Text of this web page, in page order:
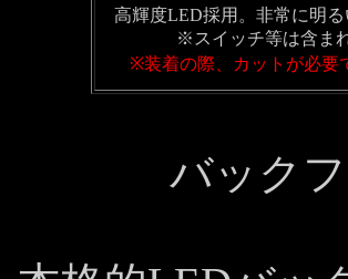
高輝度LED採用。非常に明
※スイッチ等は含ま
※装着の際、カットが必要
バック